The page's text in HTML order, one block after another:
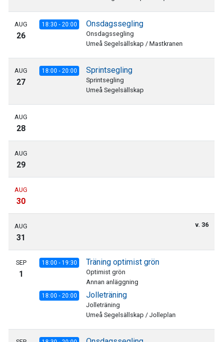
AUG
26
18:30 - 20:00 Onsdagssegling
Onsdagssegling
Umeå Segelsällskap / Mastkranen
AUG
27
18:00 - 20:00 Sprintsegling
Sprintsegling
Umeå Segelsällskap
AUG
28
AUG
29
AUG
30
AUG
31
v. 36
SEP
1
18:00 - 19:30 Träning optimist grön
Optimist grön
Annan anläggning
18:00 - 20:00 Jolleträning
Jolleträning
Umeå Segelsällskap / Jolleplan